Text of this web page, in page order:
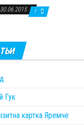
30.06.2015 1
Гук
картка Яремче